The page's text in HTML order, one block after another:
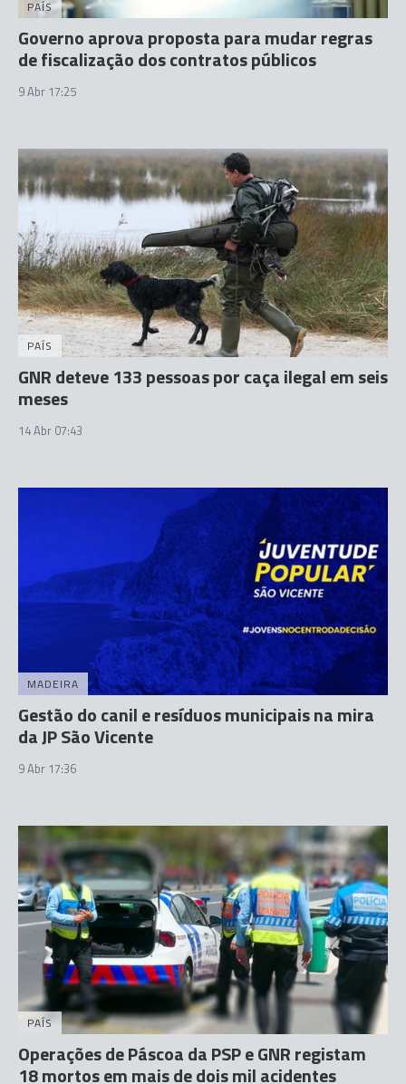
PAÍS
Governo aprova proposta para mudar regras
de fiscalização dos contratos públicos
9 Abr 17:25
PAÍS
GNR deteve 133 pessoas por caça ilegal em seis
meses
14 Abr 07:43
MADEIRA
Gestão do canil e resíduos municipais na mira
da JP São Vicente
9 Abr 17:36
PAÍS
Operações de Páscoa da PSP e GNR registam
18 mortos em mais de dois mil acidentes